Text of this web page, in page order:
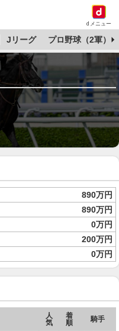
dメニュー
Jリーグ プロ野球（2軍）
890万円
890万円
0万円
200万円
0万円
人
気
着
順
騎手